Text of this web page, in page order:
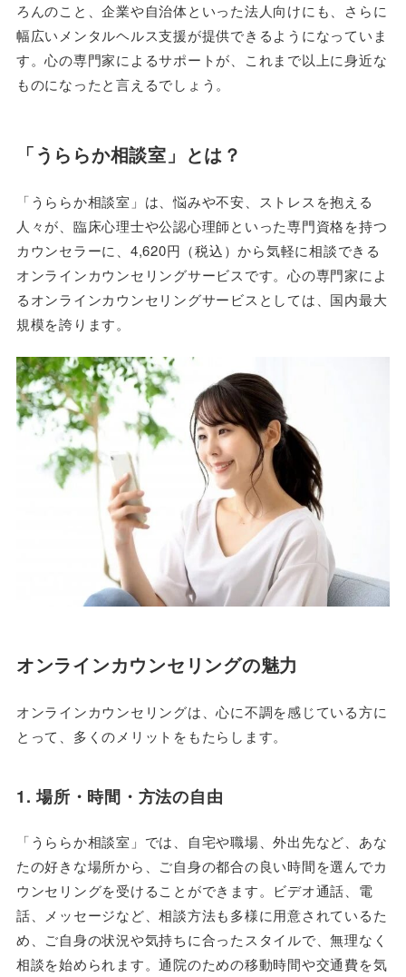
ろんのこと、企業や自治体といった法人向けにも、さらに
幅広いメンタルヘルス支援が提供できるようになっていま
す。心の専門家によるサポートが、これまで以上に身近な
ものになったと言えるでしょう。
「うららか相談室」とは？
「うららか相談室」は、悩みや不安、ストレスを抱える
人々が、臨床心理士や公認心理師といった専門資格を持つ
カウンセラーに、4,620円（税込）から気軽に相談できる
オンラインカウンセリングサービスです。心の専門家によ
るオンラインカウンセリングサービスとしては、国内最大
規模を誇ります。
オンラインカウンセリングの魅力
オンラインカウンセリングは、心に不調を感じている方に
とって、多くのメリットをもたらします。
1. 場所・時間・方法の自由
「うららか相談室」では、自宅や職場、外出先など、あな
たの好きな場所から、ご自身の都合の良い時間を選んでカ
ウンセリングを受けることができます。ビデオ通話、電
話、メッセージなど、相談方法も多様に用意されているた
め、ご自身の状況や気持ちに合ったスタイルで、無理なく
相談を始められます。通院のための移動時間や交通費を気